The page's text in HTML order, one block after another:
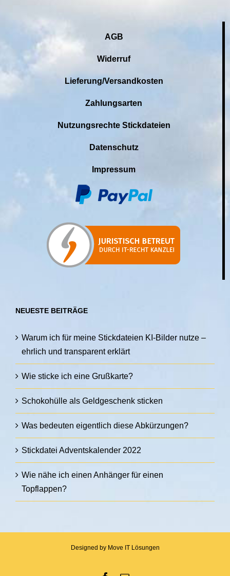
AGB
Widerruf
Lieferung/Versandkosten
Zahlungsarten
Nutzungsrechte Stickdateien
Datenschutz
Impressum
NEUESTE BEITRÄGE
Warum ich für meine Stickdateien KI-Bilder nutze –
ehrlich und transparent erklärt
Wie sticke ich eine Grußkarte?
Schokohülle als Geldgeschenk sticken
Was bedeuten eigentlich diese Abkürzungen?
Stickdatei Adventskalender 2022
Wie nähe ich einen Anhänger für einen
Topflappen?
Designed by Move IT Lösungen